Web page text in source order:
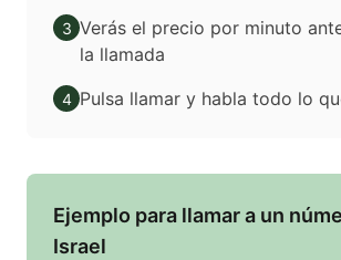
3 Verás el precio por minuto
la llamada
4 Pulsa llamar y habla todo lo
Ejemplo para llamar a un
Israel